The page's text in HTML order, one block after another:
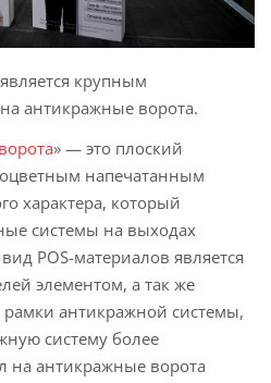
крупным
антикражные ворота.
» — это плоский
напечатанным
характера, который
системы на выходах
POS-материалов является
элементом, а так же
рамки антикражной системы,
систему более
на антикражные ворота